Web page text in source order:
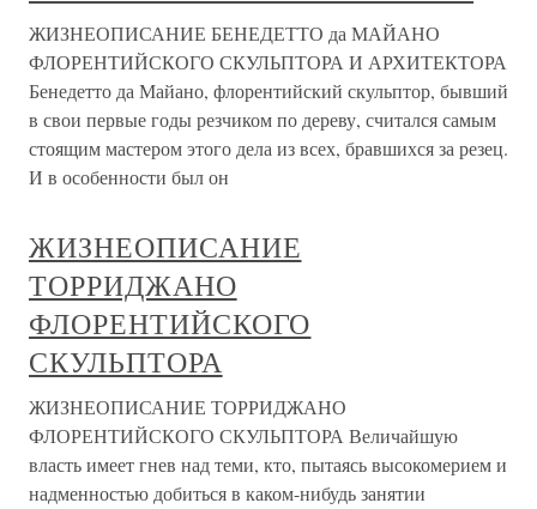
ЖИЗНЕОПИСАНИЕ БЕНЕДЕТТО да МАЙАНО
ФЛОРЕНТИЙСКОГО СКУЛЬПТОРА И АРХИТЕКТОРА
Бенедетто да Майано, флорентийский скульптор, бывший
в свои первые годы резчиком по дереву, считался самым
стоящим мастером этого дела из всех, бравшихся за резец.
И в особенности был он
ЖИЗНЕОПИСАНИЕ
ТОРРИДЖАНО
ФЛОРЕНТИЙСКОГО
СКУЛЬПТОРА
ЖИЗНЕОПИСАНИЕ ТОРРИДЖАНО
ФЛОРЕНТИЙСКОГО СКУЛЬПТОРА Величайшую
власть имеет гнев над теми, кто, пытаясь высокомерием и
надменностью добиться в каком-нибудь занятии